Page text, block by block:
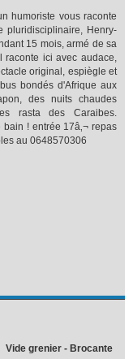
humoriste vous raconte
pluridisciplinaire, Henry-
15 mois, armé de sa
ici avec audace,
original, espiègle et
bondés d'Afrique aux
des nuits chaudes
rasta des Caraibes.
! entrée 17â‚¬ repas
au 0648570306
Vide grenier - Brocante